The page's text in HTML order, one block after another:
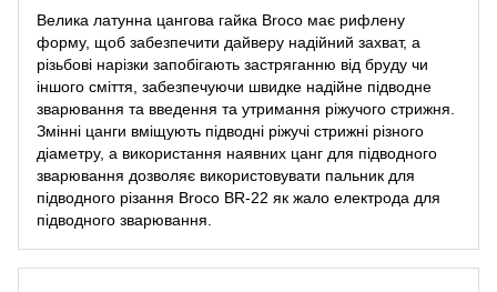
Велика латунна цангова гайка Broco має рифлену
форму, щоб забезпечити дайверу надійний захват, а
різьбові нарізки запобігають застряганню від бруду чи
іншого сміття, забезпечуючи швидке надійне підводне
зварювання та введення та утримання ріжучого стрижня.
Змінні цанги вміщують підводні ріжучі стрижні різного
діаметру, а використання наявних цанг для підводного
зварювання дозволяє використовувати пальник для
підводного різання Broco BR-22 як жало електрода для
підводного зварювання.